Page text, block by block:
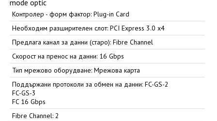
mode optic
Контролер - форм фактор: Plug-in Card
Необходим разширителен слот: PCI Express 3.0 x4
Предлага канал за данни (старо): Fibre Channel
Скорост на пренос на данни: 16 Gbps
Тип мрежово оборудване: Мрежова карта
Поддържани протоколи за обмен на данни: FC-GS-2
FC-GS-3
FC 16 Gbps
Fibre Channel: 2